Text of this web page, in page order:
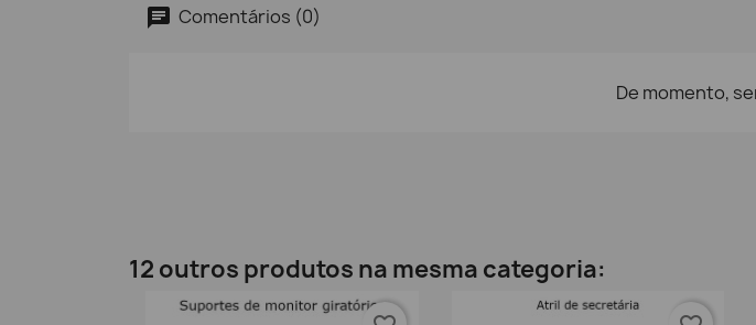
Comentários (0)
De momento,
12 outros produtos na mesma categoria: